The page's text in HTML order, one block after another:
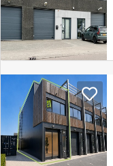
Registreren
Login